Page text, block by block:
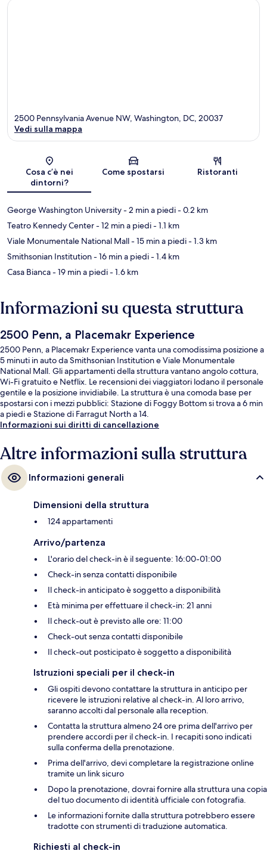
Mappa
2500 Pennsylvania Avenue NW, Washington, DC, 20037
Vedi sulla mappa
Cosa c’è nei
dintorni?
Come spostarsi Ristoranti
George Washington University- 2 min a piedi- 0.2 km
Teatro Kennedy Center- 12 min a piedi- 1.1 km
Viale Monumentale National Mall- 15 min a piedi- 1.3 km
Smithsonian Institution- 16 min a piedi- 1.4 km
Casa Bianca- 19 min a piedi- 1.6 km
Informazioni su questa struttura
2500 Penn, a Placemakr Experience
2500 Penn, a Placemakr Experience vanta una comodissima posizione a
5 minuti in auto da Smithsonian Institution e Viale Monumentale
National Mall. Gli appartamenti della struttura vantano angolo cottura,
Wi-Fi gratuito e Netflix. Le recensioni dei viaggiatori lodano il personale
gentile e la posizione invidiabile. La struttura è una comoda base per
spostarsi con i mezzi pubblici: Stazione di Foggy Bottom si trova a 6 min
a piedi e Stazione di Farragut North a 14.
Informazioni sui diritti di cancellazione
Altre informazioni sulla struttura
Informazioni generali
Dimensioni della struttura
124 appartamenti
Arrivo/partenza
L'orario del check-in è il seguente: 16:00-01:00
Check-in senza contatti disponibile
Il check-in anticipato è soggetto a disponibilità
Età minima per effettuare il check-in: 21 anni
Il check-out è previsto alle ore: 11:00
Check-out senza contatti disponibile
Il check-out posticipato è soggetto a disponibilità
Istruzioni speciali per il check-in
Gli ospiti devono contattare la struttura in anticipo per
ricevere le istruzioni relative al check-in. Al loro arrivo,
saranno accolti dal personale alla reception.
Contatta la struttura almeno 24 ore prima dell'arrivo per
prendere accordi per il check-in. I recapiti sono indicati
sulla conferma della prenotazione.
Prima dell'arrivo, devi completare la registrazione online
tramite un link sicuro
Dopo la prenotazione, dovrai fornire alla struttura una copia
del tuo documento di identità ufficiale con fotografia.
Le informazioni fornite dalla struttura potrebbero essere
tradotte con strumenti di traduzione automatica.
Richiesti al check-in